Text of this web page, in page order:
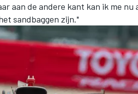
aan de andere kant kan ik me nu
sandbaggen zijn."